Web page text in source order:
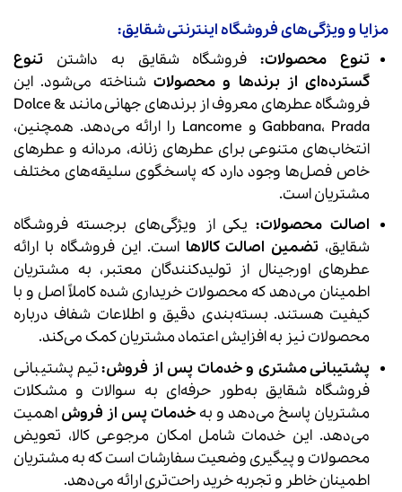
مزایا و ویژگی‌های فروشگاه اینترنتی شقایق:
تنوع محصولات:فروشگاه شقایق به داشتن تنوع
گسترده‌ای از برندها و محصولات شناخته می‌شود. این
فروشگاه عطرهای معروف از برندهای جهانی مانند Dolce &
Gabbana، Prada و Lancome را ارائه می‌دهد. همچنین،
انتخاب‌های متنوعی برای عطرهای زنانه، مردانه و عطرهای
خاص فصل‌ها وجود دارد که پاسخگوی سلیقه‌های مختلف
مشتریان است.
اصالت محصولات:یکی از ویژگی‌های برجسته فروشگاه
شقایق، تضمین اصالت کالاها است. این فروشگاه با ارائه
عطرهای اورجینال از تولیدکنندگان معتبر، به مشتریان
اطمینان می‌دهد که محصولات خریداری شده کاملاً اصل و با
کیفیت هستند. بسته‌بندی دقیق و اطلاعات شفاف درباره
محصولات نیز به افزایش اعتماد مشتریان کمک می‌کند.
پشتیبانی مشتری و خدمات پس از فروش:تیم پشتیبانی
فروشگاه شقایق به‌طور حرفه‌ای به سوالات و مشکلات
مشتریان پاسخ می‌دهد و به خدمات پس از فروش اهمیت
می‌دهد. این خدمات شامل امکان مرجوعی کالا، تعویض
محصولات و پیگیری وضعیت سفارشات است که به مشتریان
اطمینان خاطر و تجربه خرید راحت‌تری ارائه می‌دهد.